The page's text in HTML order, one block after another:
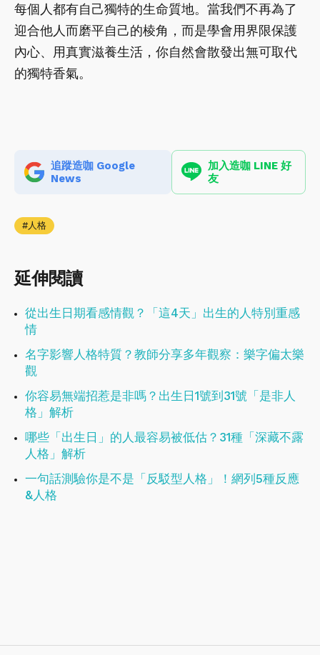
每個人都有自己獨特的生命質地。當我們不再為了
迎合他人而磨平自己的棱角，而是學會用界限保護
內心、用真實滋養生活，你自然會散發出無可取代
的獨特香氣。
追蹤造咖 Google
News
加入造咖 LINE 好
友
人格
延伸閱讀
從出生日期看感情觀？「這4天」出生的人特別重感
情
名字影響人格特質？教師分享多年觀察：樂字偏太樂
觀
你容易無端招惹是非嗎？出生日1號到31號「是非人
格」解析
哪些「出生日」的人最容易被低估？31種「深藏不露
人格」解析
一句話測驗你是不是「反駁型人格」！網列5種反應
&人格